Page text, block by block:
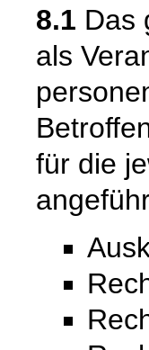
8.1 Das
als
für die